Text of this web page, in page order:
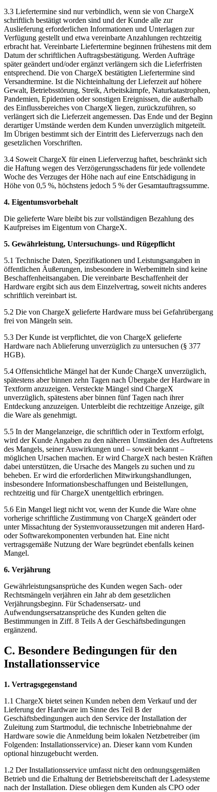
3.3 Liefertermine sind nur verbindlich, wenn sie von ChargeX
schriftlich bestätigt worden sind und der Kunde alle zur
Auslieferung erforderlichen Informationen und Unterlagen zur
Verfügung gestellt und etwa vereinbarte Anzahlungen rechtzeitig
erbracht hat. Vereinbarte Liefertermine beginnen frühestens mit dem
Datum der schriftlichen Auftragsbestätigung. Werden Aufträge
später geändert und/oder ergänzt verlängern sich die Lieferfristen
entsprechend. Die von ChargeX bestätigten Liefertermine sind
Versandtermine. Ist die Nichteinhaltung der Lieferzeit auf höhere
Gewalt, Betriebsstörung, Streik, Arbeitskämpfe, Naturkatastrophen,
Pandemien, Epidemien oder sonstigen Ereignissen, die außerhalb
des Einflussbereiches von ChargeX liegen, zurückzuführen, so
verlängert sich die Lieferzeit angemessen. Das Ende und der Beginn
derartiger Umstände werden dem Kunden unverzüglich mitgeteilt.
Im Übrigen bestimmt sich der Eintritt des Lieferverzugs nach den
gesetzlichen Vorschriften.
3.4 Soweit ChargeX für einen Lieferverzug haftet, beschränkt sich
die Haftung wegen des Verzögerungsschadens für jede vollendete
Woche des Verzuges der Höhe nach auf eine Entschädigung in
Höhe von 0,5 %, höchstens jedoch 5 % der Gesamtauftragssumme.
4. Eigentumsvorbehalt
Die gelieferte Ware bleibt bis zur vollständigen Bezahlung des
Kaufpreises im Eigentum von ChargeX.
5. Gewährleistung, Untersuchungs- und Rügepflicht
5.1 Technische Daten, Spezifikationen und Leistungsangaben in
öffentlichen Äußerungen, insbesondere in Werbemitteln sind keine
Beschaffenheitsangaben. Die vereinbarte Beschaffenheit der
Hardware ergibt sich aus dem Einzelvertrag, soweit nichts anderes
schriftlich vereinbart ist.
5.2 Die von ChargeX gelieferte Hardware muss bei Gefahrübergang
frei von Mängeln sein.
5.3 Der Kunde ist verpflichtet, die von ChargeX gelieferte
Hardware nach Ablieferung unverzüglich zu untersuchen (§ 377
HGB).
5.4 Offensichtliche Mängel hat der Kunde ChargeX unverzüglich,
spätestens aber binnen zehn Tagen nach Übergabe der Hardware in
Textform anzuzeigen. Versteckte Mängel sind ChargeX
unverzüglich, spätestens aber binnen fünf Tagen nach ihrer
Entdeckung anzuzeigen. Unterbleibt die rechtzeitige Anzeige, gilt
die Ware als genehmigt.
5.5 In der Mangelanzeige, die schriftlich oder in Textform erfolgt,
wird der Kunde Angaben zu den näheren Umständen des Auftretens
des Mangels, seiner Auswirkungen und – soweit bekannt –
möglichen Ursachen machen. Er wird ChargeX nach besten Kräften
dabei unterstützen, die Ursache des Mangels zu suchen und zu
beheben. Er wird die erforderlichen Mitwirkungshandlungen,
insbesondere Informationsbeschaffungen und Beistellungen,
rechtzeitig und für ChargeX unentgeltlich erbringen.
5.6 Ein Mangel liegt nicht vor, wenn der Kunde die Ware ohne
vorherige schriftliche Zustimmung von ChargeX geändert oder
unter Missachtung der Systemvoraussetzungen mit anderen Hard-
oder Softwarekomponenten verbunden hat. Eine nicht
vertragsgemäße Nutzung der Ware begründet ebenfalls keinen
Mangel.
6. Verjährung
Gewährleistungsansprüche des Kunden wegen Sach- oder
Rechtsmängeln verjähren ein Jahr ab dem gesetzlichen
Verjährungsbeginn. Für Schadensersatz- und
Aufwendungsersatzansprüche des Kunden gelten die
Bestimmungen in Ziff. 8 Teils A der Geschäftsbedingungen
ergänzend.
C. Besondere Bedingungen für den
Installationsservice
1. Vertragsgegenstand
1.1 ChargeX bietet seinen Kunden neben dem Verkauf und der
Lieferung der Hardware im Sinne des Teil B der
Geschäftsbedingungen auch den Service der Installation der
Zuleitung zum Startmodul, die technische Inbetriebnahme der
Hardware sowie die Anmeldung beim lokalen Netzbetreiber (im
Folgenden: Installationsservice) an. Dieser kann vom Kunden
optional hinzugebucht werden.
1.2 Der Installationsservice umfasst nicht den ordnungsgemäßen
Betrieb und die Erhaltung der Betriebsbereitschaft der Ladesysteme
nach der Installation. Diese obliegen dem Kunden als CPO oder